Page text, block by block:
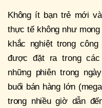
Không ít bạn trẻ mới
thực tế không như
khắc nghiệt trong
được đặt ra trong
những phiên trong
buổi bán hàng lớn
trong nhiều giờ dẫn